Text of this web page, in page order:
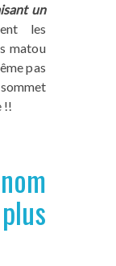
un
les
matou
pas
!!